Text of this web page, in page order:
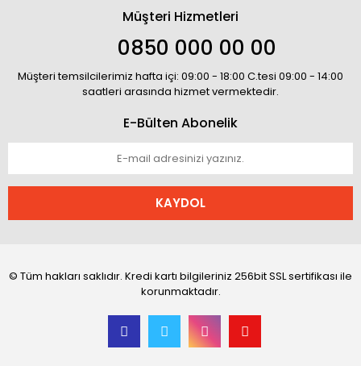
Müşteri Hizmetleri
0850 000 00 00
Müşteri temsilcilerimiz hafta içi: 09:00 - 18:00 C.tesi 09:00 - 14:00
saatleri arasında hizmet vermektedir.
E-Bülten Abonelik
KAYDOL
© Tüm hakları saklıdır. Kredi kartı bilgileriniz 256bit SSL sertifikası ile
korunmaktadır.